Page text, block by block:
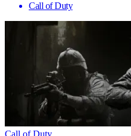
Call of Duty
Call of Duty